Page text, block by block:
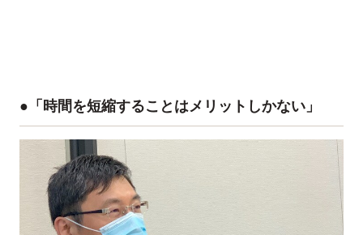
●「時間を短縮することはメリットしかない」